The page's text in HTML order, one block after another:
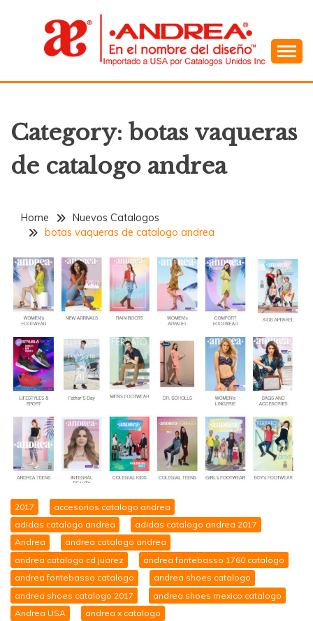
ANDREA
Category: botas vaqueras
de catalogo andrea
Home
Nuevos Catalogos
botas vaqueras de catalogo andrea
2017
accesorios catalogo andrea
adidas catalogo andrea
adidas catalogo andrea 2017
Andrea
andrea catalogo andrea
andrea catalogo cd juarez
andrea fontebasso 1760 catalogo
andrea fontebasso catalogo
andrea shoes catalogo
andrea shoes catalogo 2017
andrea shoes mexico catalogo
Andrea USA
andrea x catalogo